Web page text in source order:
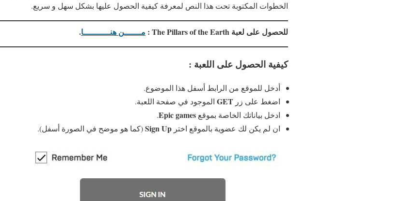
الخطوات المكتوبة تحت هذا النص لمعرفة كيفية الحصول عليها بشكل سهل و سريع.
للحصول على لعبة The Pillars of the Earth : مـــــــن هنـــــــــــا.
كيفية الحصول على اللعبة :
أدخل للموقع من الرابط أسفل هذا الموضوع.
اضغط على زر GET الموجود في صفحة اللعبة.
ادخل بياناتك الخاصة بموقع Epic games
.
ان لم يكن لك عضوية بالموقع اختر Sign Up(كما هو موضح في الصورة أسفل).